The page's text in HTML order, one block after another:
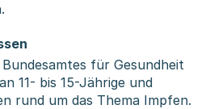
für Gesundheit
11- bis 15-Jährige und
rund um das Thema Impfen.